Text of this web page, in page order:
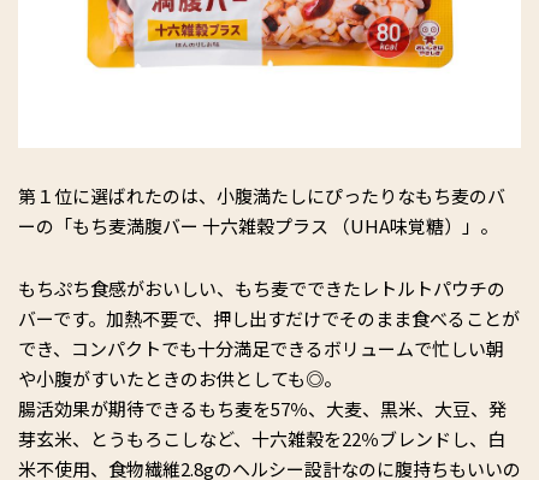
第１位に選ばれたのは、小腹満たしにぴったりなもち麦のバ
ーの「もち麦満腹バー 十六雑穀プラス （UHA味覚糖）」。
もちぷち食感がおいしい、もち麦でできたレトルトパウチの
バーです。加熱不要で、押し出すだけでそのまま食べることが
でき、コンパクトでも十分満足できるボリュームで忙しい朝
や小腹がすいたときのお供としても◎。
腸活効果が期待できるもち麦を57％、大麦、黒米、大豆、発
芽玄米、とうもろこしなど、十六雑穀を22％ブレンドし、白
米不使用、食物繊維2.8gのヘルシー設計なのに腹持ちもいいの